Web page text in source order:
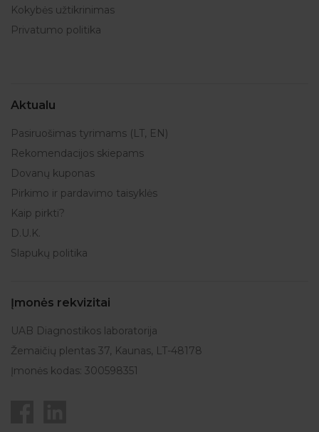
Kokybės užtikrinimas
Privatumo politika
Aktualu
Pasiruošimas tyrimams (LT, EN)
Rekomendacijos skiepams
Dovanų kuponas
Pirkimo ir pardavimo taisyklės
Kaip pirkti?
D.U.K.
Slapukų politika
Įmonės rekvizitai
UAB Diagnostikos laboratorija
Žemaičių plentas 37, Kaunas, LT-48178
Įmonės kodas: 300598351